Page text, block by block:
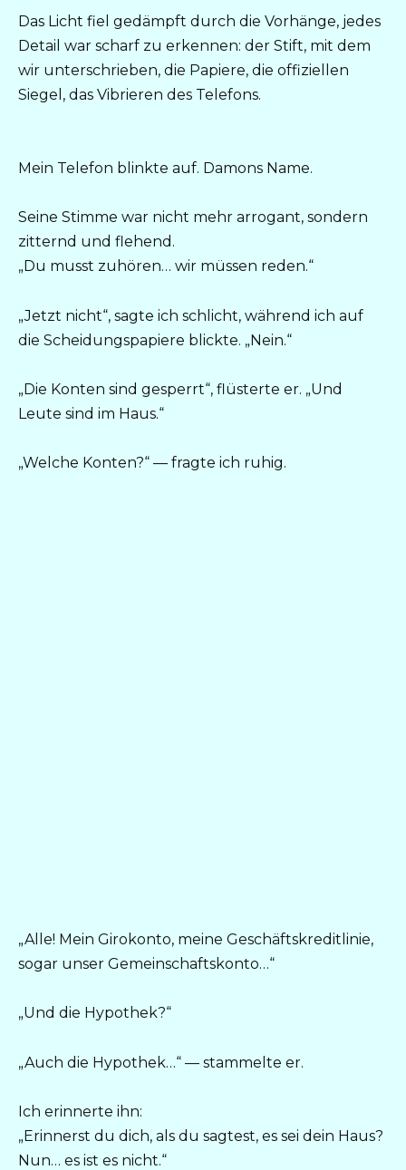
Das Licht fiel gedämpft durch die Vorhänge, jedes
Detail war scharf zu erkennen: der Stift, mit dem
wir unterschrieben, die Papiere, die offiziellen
Siegel, das Vibrieren des Telefons.
Mein Telefon blinkte auf. Damons Name.
Seine Stimme war nicht mehr arrogant, sondern
zitternd und flehend.
„Du musst zuhören… wir müssen reden.“
„Jetzt nicht“, sagte ich schlicht, während ich auf
die Scheidungspapiere blickte. „Nein.“
„Die Konten sind gesperrt“, flüsterte er. „Und
Leute sind im Haus.“
„Welche Konten?“ — fragte ich ruhig.
„Alle! Mein Girokonto, meine Geschäftskreditlinie,
sogar unser Gemeinschaftskonto…“
„Und die Hypothek?“
„Auch die Hypothek…“ — stammelte er.
Ich erinnerte ihn:
„Erinnerst du dich, als du sagtest, es sei dein Haus?
Nun… es ist es nicht.“